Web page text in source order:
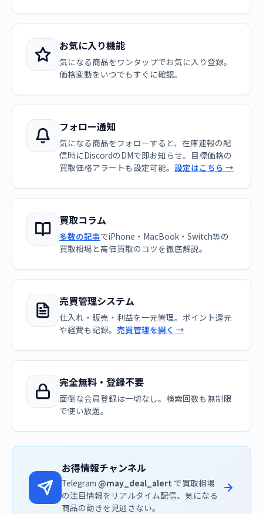
お気に入り機能
気になる商品をワンタップでお気に入り登録。
価格変動をいつでもすぐに確認。
フォロー通知
気になる商品をフォローすると、在庫速報の配
信時にDiscordのDMで即お知らせ。目標価格の
買取価格アラートも設定可能。 設定はこちら →
買取コラム
多数の記事でiPhone・MacBook・Switch等の
買取相場と高価買取のコツを徹底解説。
売買管理システム
仕入れ・販売・利益を一元管理。ポイント還元
や経費も記録。 売買管理を開く →
完全無料・登録不要
面倒な会員登録は一切なし。検索回数も無制限
で使い放題。
お得情報チャンネル
Telegram @may_deal_alert で買取相場
の注目情報をリアルタイム配信。気になる
商品の動きを見逃さない。